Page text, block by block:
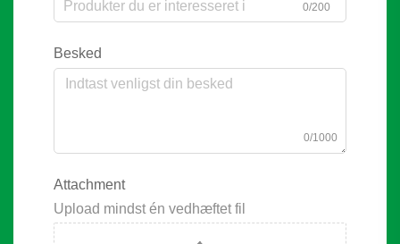
0/200
Besked
0/1000
Attachment
Upload mindst én vedhæftet fil